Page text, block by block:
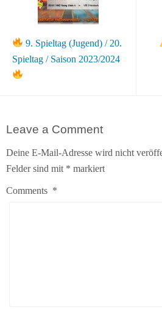
9. Spieltag (Jugend) / 20.
Spieltag / Saison 2023/2024
Leave a Comment
Deine E-Mail-Adresse wird nicht
Felder sind mit * markiert
Comments *